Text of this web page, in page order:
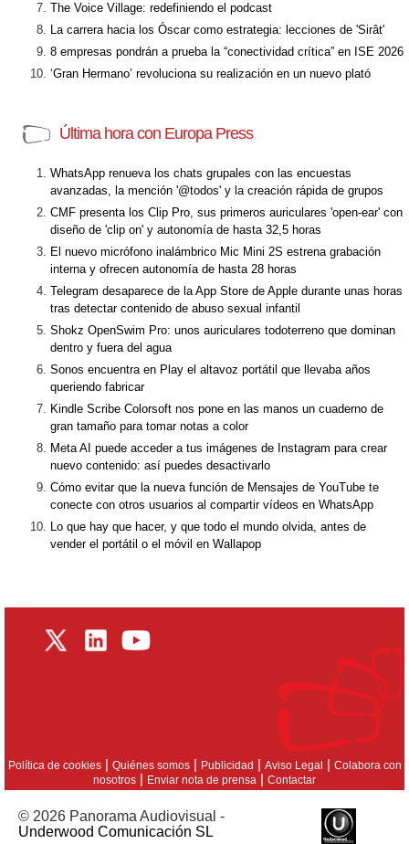
The Voice Village: redefiniendo el podcast
La carrera hacia los Óscar como estrategia: lecciones de 'Sirât'
8 empresas pondrán a prueba la “conectividad crítica” en ISE 2026
‘Gran Hermano’ revoluciona su realización en un nuevo plató
Última hora con Europa Press
WhatsApp renueva los chats grupales con las encuestas
avanzadas, la mención '@todos' y la creación rápida de grupos
CMF presenta los Clip Pro, sus primeros auriculares 'open-ear' con
diseño de 'clip on' y autonomía de hasta 32,5 horas
El nuevo micrófono inalámbrico Mic Mini 2S estrena grabación
interna y ofrecen autonomía de hasta 28 horas
Telegram desaparece de la App Store de Apple durante unas horas
tras detectar contenido de abuso sexual infantil
Shokz OpenSwim Pro: unos auriculares todoterreno que dominan
dentro y fuera del agua
Sonos encuentra en Play el altavoz portátil que llevaba años
queriendo fabricar
Kindle Scribe Colorsoft nos pone en las manos un cuaderno de
gran tamaño para tomar notas a color
Meta AI puede acceder a tus imágenes de Instagram para crear
nuevo contenido: así puedes desactivarlo
Cómo evitar que la nueva función de Mensajes de YouTube te
conecte con otros usuarios al compartir vídeos en WhatsApp
Lo que hay que hacer, y que todo el mundo olvida, antes de
vender el portátil o el móvil en Wallapop
Política de cookies| Quiénes somos| Publicidad | Aviso Legal | Colabora con
nosotros | Enviar nota de prensa | Contactar
© 2026 Panorama Audiovisual -
Underwood Comunicación SL